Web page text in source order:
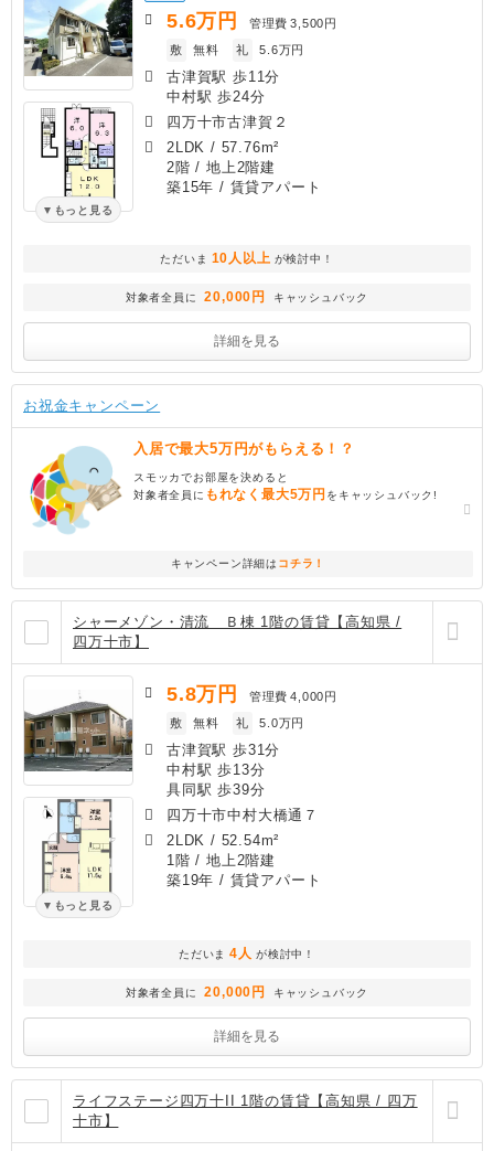
もっと見る
5.6万円 管理費 3,500円
敷
無料 礼 5.6万円
古津賀駅 歩11分
中村駅 歩24分
四万十市古津賀２
2LDK / 57.76m²
2階 / 地上2階建
築15年 / 賃貸アパート
ただいま 10人以上 が検討中！
対象者全員に 20,000円 キャッシュバック
詳細を見る
お祝金キャンペーン
入居で最大5万円がもらえる！？
スモッカでお部屋を決めると
対象者全員に もれなく最大5万円 をキャッシュバック!
キャンペーン詳細は コチラ！
シャーメゾン・清流 Ｂ棟 1階の賃貸【高知県 /
四万十市】
もっと見る
5.8万円 管理費 4,000円
敷
無料 礼 5.0万円
古津賀駅 歩31分
中村駅 歩13分
具同駅 歩39分
四万十市中村大橋通７
2LDK / 52.54m²
1階 / 地上2階建
築19年 / 賃貸アパート
ただいま 4人 が検討中！
対象者全員に 20,000円 キャッシュバック
詳細を見る
ライフステージ四万十II 1階の賃貸【高知県 / 四万
十市】